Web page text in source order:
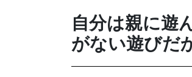
自分は親に遊
がない遊びだ